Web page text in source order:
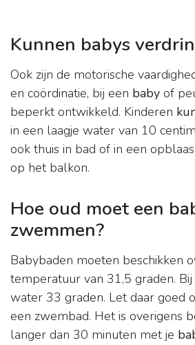
Kunnen babys
Ook zijn de motorische
en coördinatie, bij een baby of
beperkt ontwikkeld. Kinderen
in een laagje water van 10
ook thuis in bad of in een
op het balkon.
Hoe oud moet een
zwemmen?
Babybaden moeten beschikken
temperatuur van 31,5 graden.
water 33 graden. Let daar goed
een zwembad. Het is overigens
langer dan 30 minuten met je